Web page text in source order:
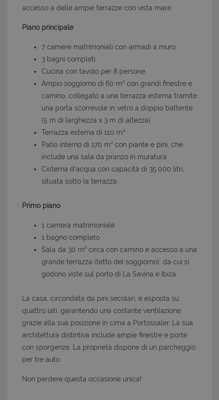
accesso a delle ampie terrazze con vista mare.
Piano principale
7 camere matrimoniali con armadi a muro
3 bagni completi
Cucina con tavolo per 8 persone
Ampio soggiorno di 60 m² con grandi finestre e
camino, collegato a una terrazza esterna tramite
una porta scorrevole in vetro a doppio battente
(5 m di larghezza x 3 m di altezza)
Terrazza esterna di 110 m²
Patio interno di 170 m² con piante e pini, che
include una sala da pranzo in muratura
Cisterna d'acqua con capacità di 35.000 litri,
situata sotto la terrazza
Primo piano
1 camera matrimoniale
1 bagno completo
Sala da 30 m² circa con camino e accesso a una
grande terrazza (tetto del soggiorno), da cui si
godono viste sul porto di La Savina e Ibiza
La casa, circondata da pini secolari, è esposta su
quattro lati, garantendo una costante ventilazione
grazie alla sua posizione in cima a Portossaler. La sua
architettura distintiva include ampie finestre e porte
con sporgenze. La proprietà dispone di un parcheggio
per tre auto.
Non perdere questa occasione unica!